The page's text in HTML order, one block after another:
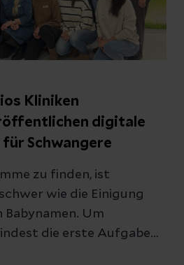
im
DGU®.
Kliniken
digitale
Schwangere
zu finden, ist
wie die Einigung
Babynamen. Um
die erste Aufgabe
haben die Helios